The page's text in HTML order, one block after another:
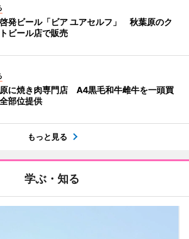
発ビール「ビア ユアセルフ」 秋葉原のク
ビール店で販売
に焼き肉専門店 A4黒毛和牛雌牛を一頭買
部位提供
もっと見る
学ぶ・知る